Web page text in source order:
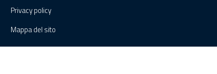
Privacy policy
Mappa del sito